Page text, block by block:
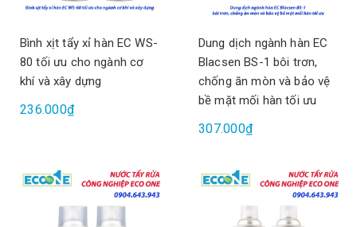
Bình xịt tẩy xỉ hàn EC WS-
80 tối ưu cho ngành cơ
khí và xây dựng
236.000₫
Dung dịch ngành hàn EC
Blacsen BS-1 bôi trơn,
chống ăn mòn và bảo vệ
bề mặt mối hàn tối ưu
307.000₫